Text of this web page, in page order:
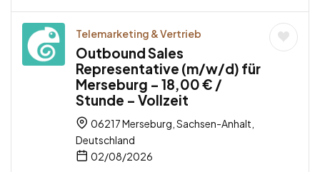
Telemarketing & Vertrieb
Outbound Sales
Representative (m/w/d) für
Merseburg – 18,00 € /
Stunde – Vollzeit
06217 Merseburg, Sachsen-Anhalt,
Deutschland
02/08/2026